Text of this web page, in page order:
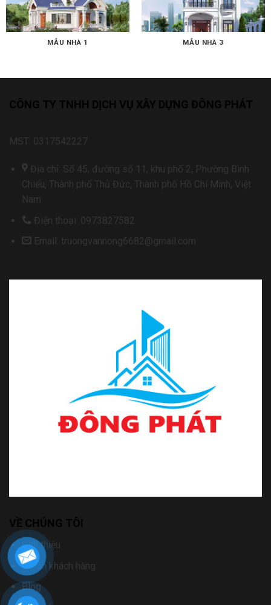
MẪU NHÀ 1 MẪU NHÀ 3
CÔNG TY TNHH DỊCH VỤ XÂY DỰNG ĐÔNG PHÁT
MST: 0317542227
Địa chỉ: Số 45, đường số 11, khu phố 2, Phường Bình
Chiểu, Thành phố Thủ Đức, Thành phố Hồ Chí Minh, Việt
Nam
Điện thoại: 0973827582
Email: truongvannong6682@gmail.com
VỀ CHÚNG TÔI
Giới thiệu
Dự án khách hàng
Blog